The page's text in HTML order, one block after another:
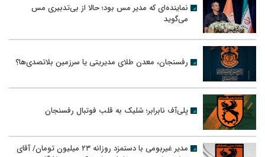
نماینده‌ای که مدیر مس بود؛ حالا از بی‌تدبیری مس
می‌گوید
رفسنجان، معدن طلای مدیریتی یا سرزمین بلاتصدی‌ها؟
پلی‌آف نابرابر؛ شلیک به قلب فوتبال رفسنجان
مدیر غیربومی با دستمزد روزانه ۲۳ میلیون تومان/ آقای